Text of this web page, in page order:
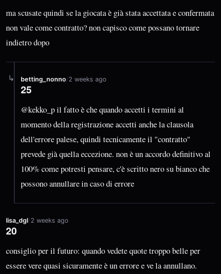
ma scusate quindi se la giocata è già stata accettata e confermata
non vale come contratto? non capisco come possano tornare
indietro dopo
↳ betting_nonno/2 weeks ago
25
@kekko_p il fatto è che quando accetti i termini al
momento della registrazione accetti anche la clausola
dell'errore palese, quindi tecnicamente il "contratto"
prevede già quella eccezione. non è un accordo definitivo al
100% come potresti pensare, c'è scritto nero su bianco che
possono annullare in caso di errore
lisa_dgl/2 weeks ago
20
consiglio per il futuro: quando vedete quote troppo belle per
essere vere quasi sicuramente è un errore e ve la annullano.